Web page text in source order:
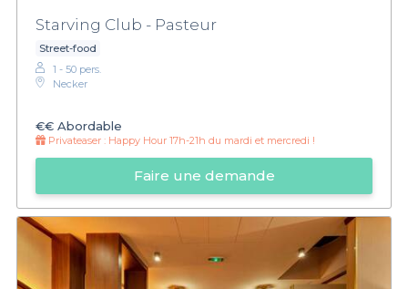
Starving Club - Pasteur
Street-food
1 - 50 pers.
Necker
€€ Abordable
Privateaser : Happy Hour 17h-21h du mardi et mercredi !
Faire une demande